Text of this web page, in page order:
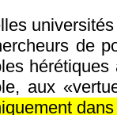
de
aux